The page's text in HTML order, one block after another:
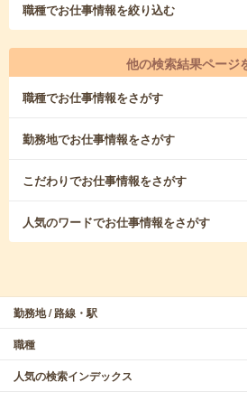
職種でお仕事情報を絞り込む
他の検索結果ページ
職種でお仕事情報をさがす
勤務地でお仕事情報をさがす
こだわりでお仕事情報をさがす
人気のワードでお仕事情報をさがす
勤務地 / 路線・駅
職種
人気の検索インデックス